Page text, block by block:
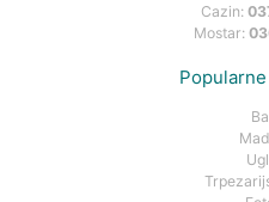
Cazin:
Mostar: